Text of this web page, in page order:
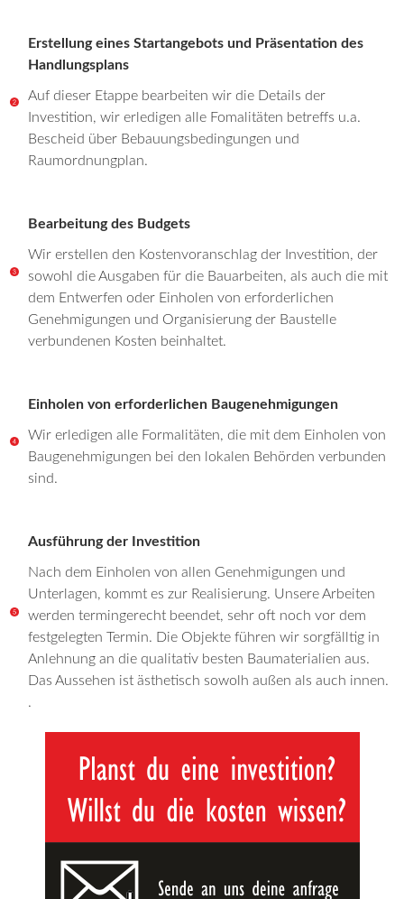
Erstellung eines Startangebots und Präsentation des
Handlungsplans
Auf dieser Etappe bearbeiten wir die Details der
Investition, wir erledigen alle Fomalitäten betreffs u.a.
Bescheid über Bebauungsbedingungen und
Raumordnungplan.
Bearbeitung des Budgets
Wir erstellen den Kostenvoranschlag der Investition, der
sowohl die Ausgaben für die Bauarbeiten, als auch die mit
dem Entwerfen oder Einholen von erforderlichen
Genehmigungen und Organisierung der Baustelle
verbundenen Kosten beinhaltet.
Einholen von erforderlichen Baugenehmigungen
Wir erledigen alle Formalitäten, die mit dem Einholen von
Baugenehmigungen bei den lokalen Behörden verbunden
sind.
Ausführung der Investition
Nach dem Einholen von allen Genehmigungen und
Unterlagen, kommt es zur Realisierung. Unsere Arbeiten
werden termingerecht beendet, sehr oft noch vor dem
festgelegten Termin. Die Objekte führen wir sorgfälltig in
Anlehnung an die qualitativ besten Baumaterialien aus.
Das Aussehen ist ästhetisch sowolh außen als auch innen.
.